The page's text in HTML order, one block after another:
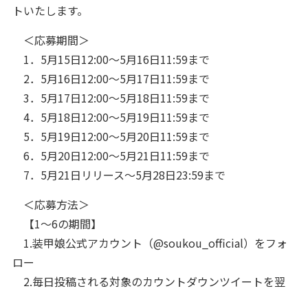
トいたします。
＜応募期間＞
1．5月15日12:00～5月16日11:59まで
2．5月16日12:00～5月17日11:59まで
3．5月17日12:00～5月18日11:59まで
4．5月18日12:00～5月19日11:59まで
5．5月19日12:00～5月20日11:59まで
6．5月20日12:00～5月21日11:59まで
7．5月21日リリース～5月28日23:59まで
＜応募方法＞
【1～6の期間】
1.装甲娘公式アカウント（@soukou_official）をフォ
ロー
2.毎日投稿される対象のカウントダウンツイートを翌